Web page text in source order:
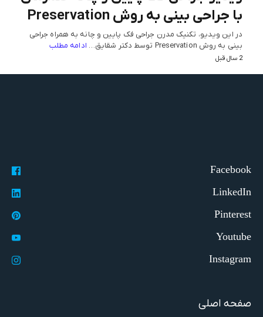
با جراحی بینی به روش Preservation
در این ویدیو، تکنیک مدرن جراحی فک پایین و چانه به همراه جراحی
بینی به روش Preservation توسط دکتر شقایق…
ادامه مطلب
2 سال قبل
صفحه اصلی